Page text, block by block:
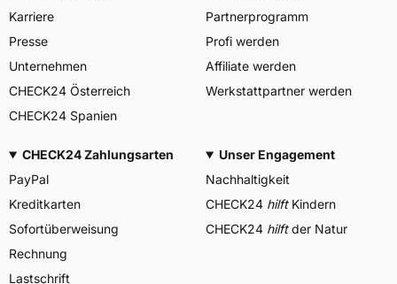
Karriere
Presse
Unternehmen
CHECK24 Österreich
CHECK24 Spanien
Partnerprogramm
Profi werden
Affiliate werden
Werkstattpartner werden
CHECK24 Zahlungsarten
PayPal
Kreditkarten
Sofortüberweisung
Rechnung
Lastschrift
Unser Engagement
Nachhaltigkeit
CHECK24 hilftKindern
CHECK24 hilftder Natur